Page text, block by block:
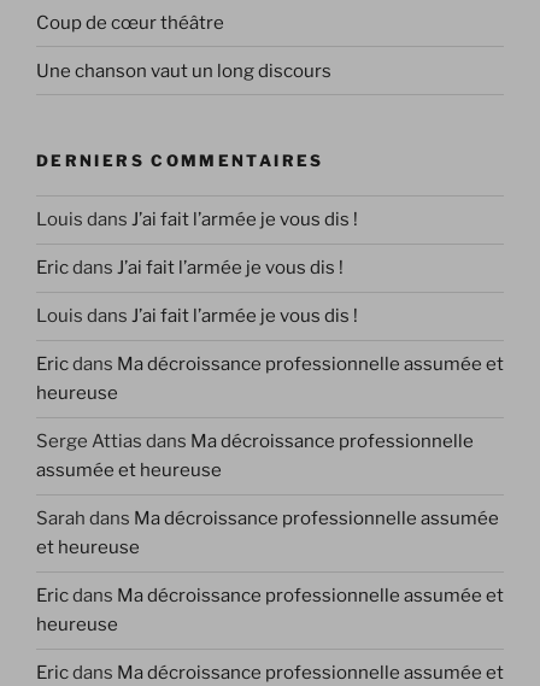
Coup de cœur théâtre
Une chanson vaut un long discours
DERNIERS COMMENTAIRES
Louis dans J’ai fait l’armée je vous dis !
Ericdans J’ai fait l’armée je vous dis !
Louis dans J’ai fait l’armée je vous dis !
Ericdans Ma décroissance professionnelle assumée et
heureuse
Serge Attias dans Ma décroissance professionnelle
assumée et heureuse
Sarah dans Ma décroissance professionnelle assumée
et heureuse
Ericdans Ma décroissance professionnelle assumée et
heureuse
Ericdans Ma décroissance professionnelle assumée et